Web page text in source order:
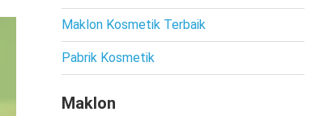
Maklon Kosmetik Terbaik
Pabrik Kosmetik
Maklon